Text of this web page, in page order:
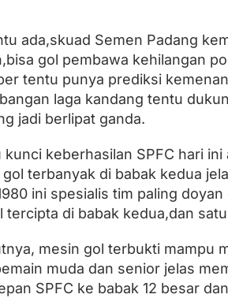
ada,skuad Semen Padang
gol pembawa kehilangan
tentu punya prediksi
laga kandang tentu
jadi berlipat ganda.
kunci keberhasilan SPFC hari
terbanyak di babak kedua
ini spesialis tim paling
tercipta di babak kedua,dan
mesin gol terbukti mampu
muda dan senior jelas
SPFC ke babak 12 besar